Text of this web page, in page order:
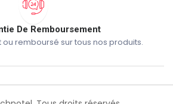
De Remboursement
remboursé sur tous nos produits.